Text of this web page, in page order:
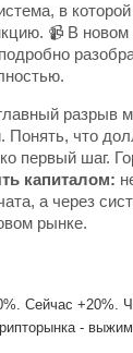
в
📹 В новом
разрыв
Понять, что
первый шаг.
капиталом:
а через
рынке.
Сейчас +20%.
-